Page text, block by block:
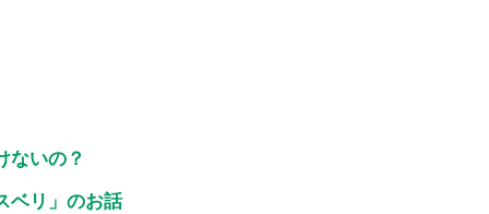
ないの？
ベリ」のお話